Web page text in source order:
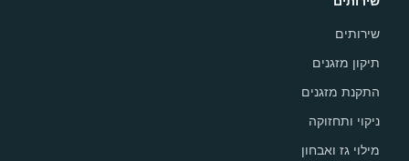
שירותים
תיקון מזגנים
התקנת מזגנים
ניקוי ותחזוקה
מילוי גז ואבחון